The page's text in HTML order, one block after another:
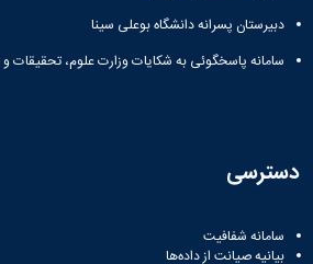
دبیرستان پسرانه دانشگاه بوعلی سینا
سامانه پاسخگوئی به شکایات وزارت علوم، تحقیقات و
دسترسی
سامانه شفافیت
بیانیه صیانت از داده‌ها